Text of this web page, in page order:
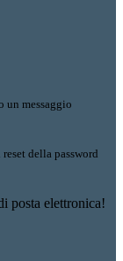
un messaggio
della password
posta elettronica!